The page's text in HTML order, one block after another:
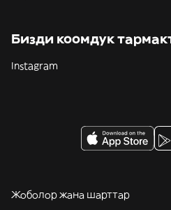
Бизди коомдук
Instagram
Жоболор жана шарттар